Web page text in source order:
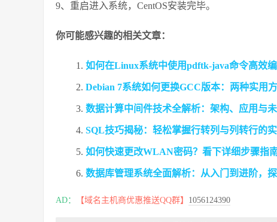
9、重启进入系统，CentOS安装完毕。
你可能感兴趣的相关文章：
如何在Linux系统中使用pdftk-java命令高效
Debian 7系统如何更换GCC版本：两种实用
数据计算中间件技术全解析：架构、应用与
SQL技巧揭秘：轻松掌握行转列与列转行的
如何快速更改WLAN密码？看下详细步骤指
数据库管理系统全面解析：从入门到进阶，
AD： 【域名主机商优惠推送QQ群】 1056124390